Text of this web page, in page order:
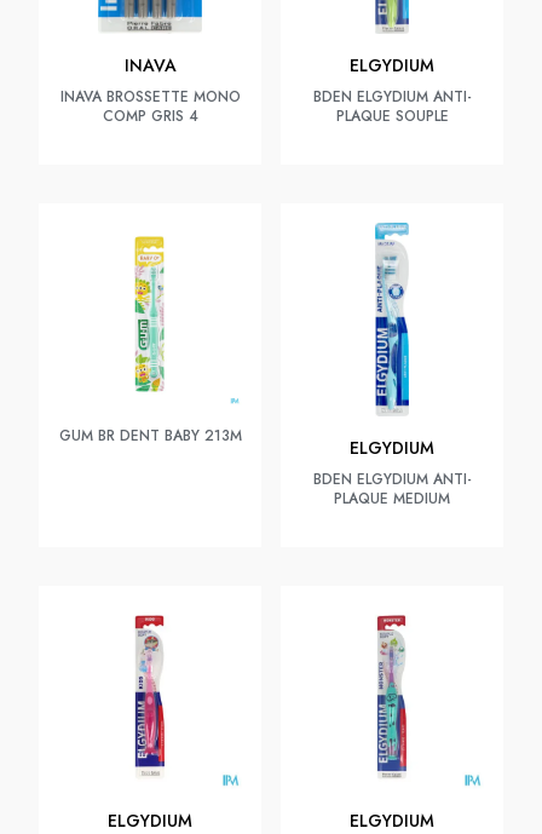
INAVA
INAVA BROSSETTE MONO
COMP GRIS 4
ELGYDIUM
BDEN ELGYDIUM ANTI-
PLAQUE SOUPLE
GUM BR DENT BABY 213M ELGYDIUM
BDEN ELGYDIUM ANTI-
PLAQUE MEDIUM
ELGYDIUM ELGYDIUM